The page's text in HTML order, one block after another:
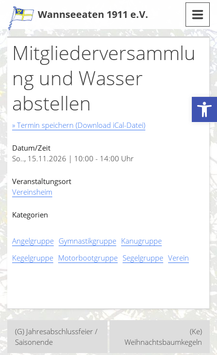
Werkzeugleiste öffnen
Zum
Inhalt
Wannseeaten 1911 e.V.
Mitgliederversammlu
ng und Wasser
abstellen
» Termin speichern (Download iCal-Datei)
Datum/Zeit
So.., 15.11.2026 | 10:00 - 14:00 Uhr
Veranstaltungsort
Vereinsheim
Kategorien
Angelgruppe Gymnastikgruppe Kanugruppe
Kegelgruppe Motorbootgruppe Segelgruppe Verein
Beitragsnavigation
(G) Jahresabschlussfeier /
Saisonende
(Ke)
Weihnachtsbaumkegeln